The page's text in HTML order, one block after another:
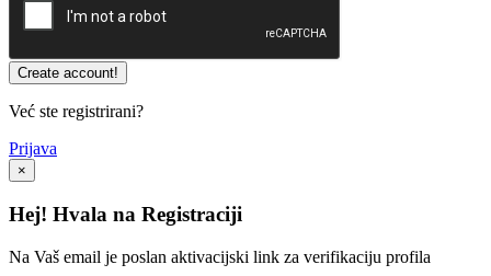
Već ste registrirani?
Prijava
×
Hej! Hvala na Registraciji
Na Vaš email je poslan aktivacijski link za verifikaciju profila